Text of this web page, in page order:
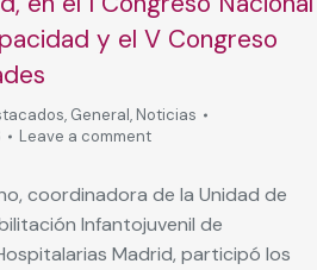
y el V Congreso
, General, Noticias
Leave a comment
coordinadora de la Unidad de
Infantojuvenil de
Madrid, participó los